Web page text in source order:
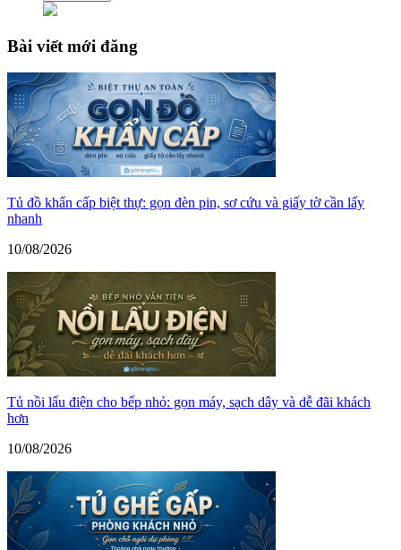
Bài viết mới đăng
Tủ đồ khẩn cấp biệt thự: gọn đèn pin, sơ cứu và giấy tờ cần lấy
nhanh
10/08/2026
Tủ nồi lẩu điện cho bếp nhỏ: gọn máy, sạch dây và dễ đãi khách
hơn
10/08/2026